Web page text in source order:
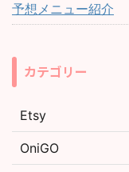
予想メニュー紹介
カテゴリー
Etsy
OniGO